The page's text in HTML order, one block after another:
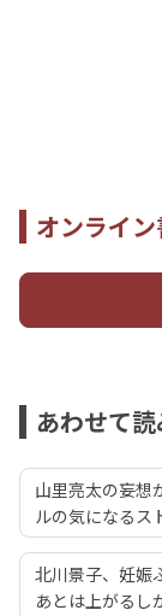
オンライ
あわせて
山里亮太の妄想
ルの気になるス
北川景子、妊娠
あとは上がるし